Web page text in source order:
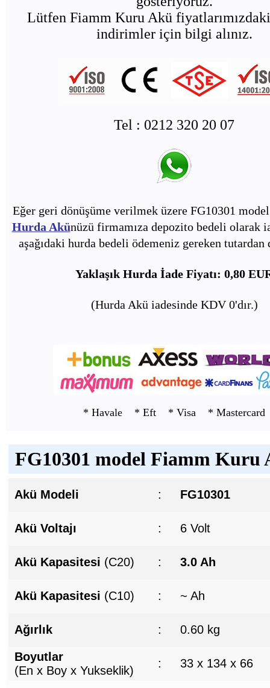
Lütfen Fiamm Kuru Akü
indirimler için bilgi alınız.
Tel : 0212 320 20 07
Eğer geri dönüşüme verilmek üzere FG10301
Hurda Akünüzü firmamıza depozito bedeli olarak
aşağıdaki hurda bedeli ödemeniz gereken tutardan
Yaklaşık Hurda İade Fiyatı: 0,80
(Hurda Akü iadesinde KDV 0'dır.)
* Havale * Eft * Visa * Mastercard
FG10301 model Fiamm
Akü Modeli : FG10301
Akü Voltajı : 6 Volt
Akü Kapasitesi (C20) : 3.0 Ah
Akü Kapasitesi (C10) : ~ Ah
Ağırlık : 0.60 kg
Boyutlar
(En x Boy x Yukseklik)
: 33 x 134 x 66